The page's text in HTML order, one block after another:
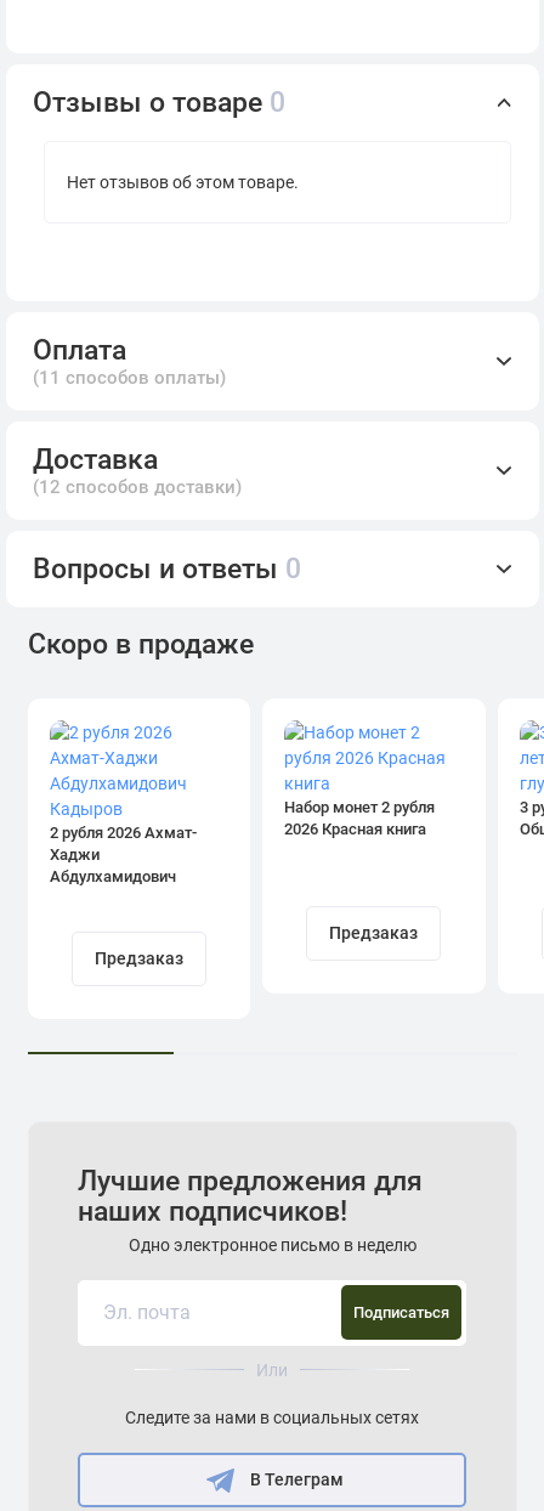
Отзывы о товаре 0
Нет отзывов об этом товаре.
Оплата
(11 способов оплаты)
Доставка
(12 способов доставки)
Вопросы и ответы 0
Скоро в продаже
2 рубля 2026 Ахмат-
Хаджи
Абдулхамидович
Предзаказ
Набор монет 2 рубля
2026 Красная книга
Предзаказ
3
Лучшие предложения для
наших подписчиков!
Одно электронное письмо в неделю
Подписаться
Или
Следите за нами в социальных сетях
В Телеграм